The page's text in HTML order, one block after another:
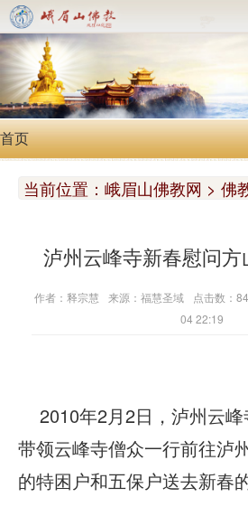
首页
当前位置： 峨眉山佛教网 > 佛
泸州云峰寺新春慰问
作者：释宗慧 来源：福慧圣域 点击数：
04 22:19
2010年2月2日，泸州云
带领云峰寺僧众一行前往泸
的特困户和五保户送去新春